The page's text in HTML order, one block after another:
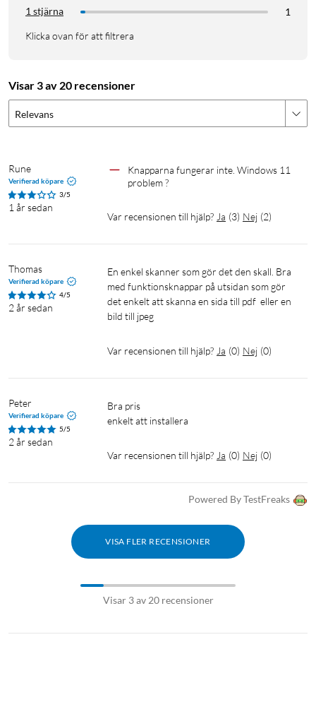
1 stjärna
1
Klicka ovan för att filtrera
Visar 3 av 20 recensioner
Relevans
Rune
Verifierad köpare
3/5
1 år sedan
Knapparna fungerar inte. Windows 11
problem ?
Var recensionen till hjälp? Ja (3) Nej (2)
Thomas
Verifierad köpare
4/5
2 år sedan
En enkel skanner som gör det den skall. Bra
med funktionsknappar på utsidan som gör
det enkelt att skanna en sida till pdf  eller en
bild till jpeg
Var recensionen till hjälp? Ja (0) Nej (0)
Peter
Verifierad köpare
5/5
2 år sedan
bra pris
enkelt att installera
Var recensionen till hjälp? Ja (0) Nej (0)
Powered By TestFreaks
VISA FLER RECENSIONER
Visar 3 av 20 recensioner